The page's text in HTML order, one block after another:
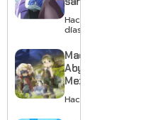
revela
visual y
estreno
para
enero de
Hace 2
días
Made in
Abyss:
Mezameru
Shinpi
revela
Hace 2 días